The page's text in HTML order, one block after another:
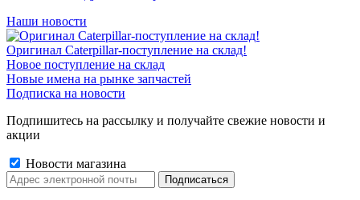
Наши новости
Оригинал Caterpillar-поступление на склад!
Новое поступление на склад
Новые имена на рынке запчастей
Подписка на новости
Подпишитесь на рассылку и получайте свежие новости и
акции
Новости магазина